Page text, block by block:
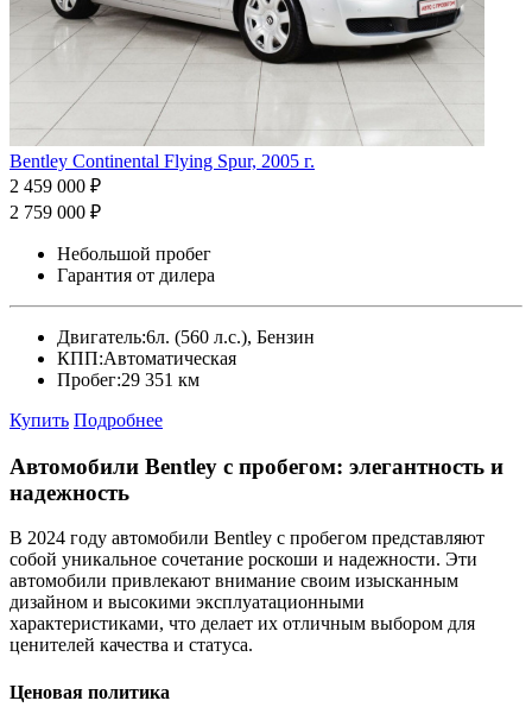
Bentley Continental Flying Spur, 2005 г.
2 459 000 ₽
2 759 000 ₽
Небольшой пробег
Гарантия от дилера
Двигатель:6л. (560 л.с.), Бензин
КПП:Автоматическая
Пробег:29 351 км
Купить Подробнее
Автомобили Bentley с пробегом: элегантность и
надежность
В 2024 году автомобили Bentley с пробегом представляют
собой уникальное сочетание роскоши и надежности. Эти
автомобили привлекают внимание своим изысканным
дизайном и высокими эксплуатационными
характеристиками, что делает их отличным выбором для
ценителей качества и статуса.
Ценовая политика